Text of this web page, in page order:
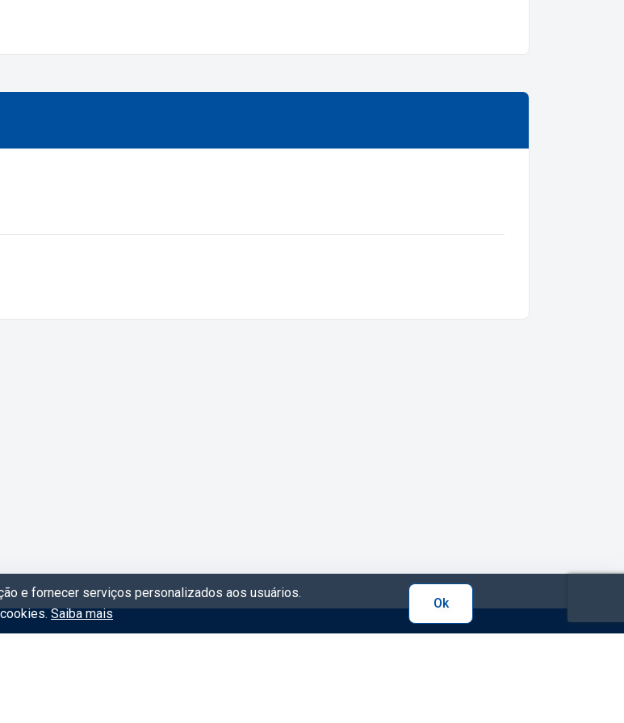
e fornecer serviços personalizados aos usuários.
cookies.Saiba mais
Ok